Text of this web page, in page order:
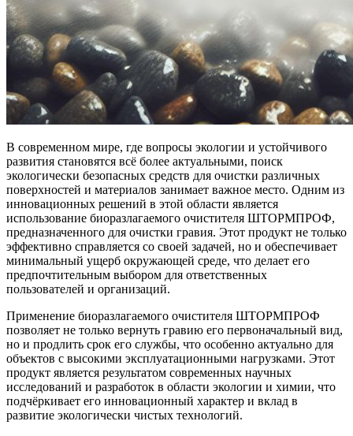
В современном мире, где вопросы экологии и устойчивого
развития становятся всё более актуальными, поиск
экологически безопасных средств для очистки различных
поверхностей и материалов занимает важное место. Одним из
инновационных решений в этой области является
использование биоразлагаемого очистителя ШТОРМПРОФ,
предназначенного для очистки гравия. Этот продукт не только
эффективно справляется со своей задачей, но и обеспечивает
минимальный ущерб окружающей среде, что делает его
предпочтительным выбором для ответственных
пользователей и организаций.
Применение биоразлагаемого очистителя ШТОРМПРОФ
позволяет не только вернуть гравию его первоначальный вид,
но и продлить срок его службы, что особенно актуально для
объектов с высокими эксплуатационными нагрузками. Этот
продукт является результатом современных научных
исследований и разработок в области экологии и химии, что
подчёркивает его инновационный характер и вклад в
развитие экологически чистых технологий.